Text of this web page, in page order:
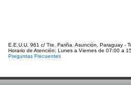
E.E.U.U. 961 c/ Tte. Fariña. Asunción, Paraguay -
Horario de Atención: Lunes a Viernes de 07:00 a
Preguntas Frecuentes